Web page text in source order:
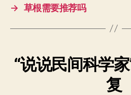
→ 草根需要推荐吗
“说说民间科学
复